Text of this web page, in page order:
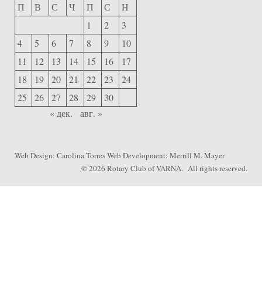
П
В С Ч П С
Н
1
2
3
4
5 6 7 8 9
10
11
12 13 14 15 16
17
18
19 20 21 22 23
24
25
26 27 28 29
30
« дек.
авг. »
Web Design: Carolina TorresWeb Development: Merrill M. Mayer
© 2026 Rotary Club of VARNA. All rights reserved.